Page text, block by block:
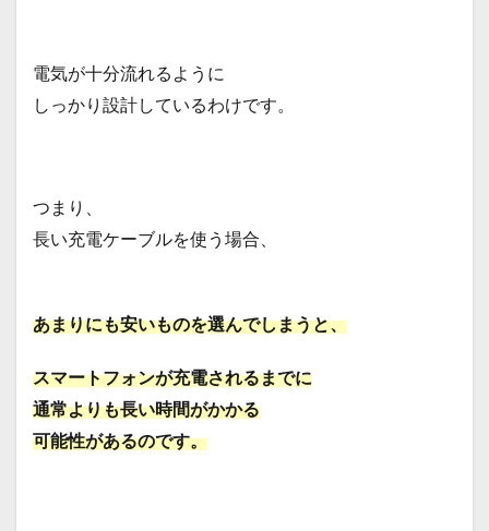
電気が十分流れるように
しっかり設計しているわけです。
つまり、
長い充電ケーブルを使う場合、
あまりにも安いものを選んでしまうと、
スマートフォンが充電されるまでに
通常よりも長い時間がかかる
可能性があるのです。